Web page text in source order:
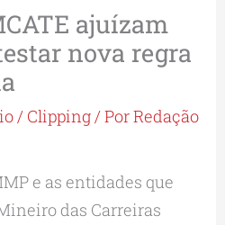
ajuízam
nova regra
/ Clipping/ PorRedação
e as entidades que
das Carreiras